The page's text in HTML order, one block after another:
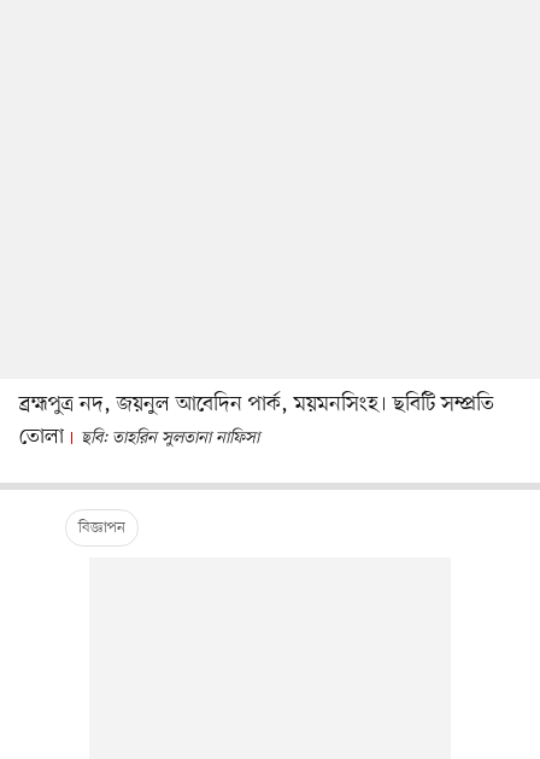
ব্রহ্মপুত্র নদ, জয়নুল আবেদিন পার্ক, ময়মনসিংহ। ছবিটি সম্প্রতি
তোলা
ছবি: তাহরিন সুলতানা নাফিসা